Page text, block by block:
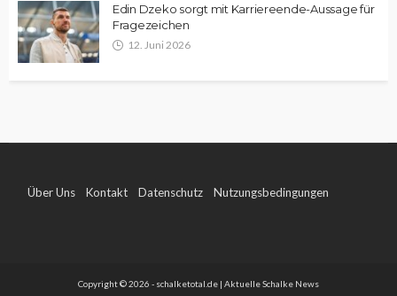
Edin Dzeko sorgt mit Karriereende-Aussage für
Fragezeichen
12. Juni 2026
Über Uns Kontakt Datenschutz Nutzungsbedingungen
Copyright © 2026 - schalketotal.de | Aktuelle Schalke News